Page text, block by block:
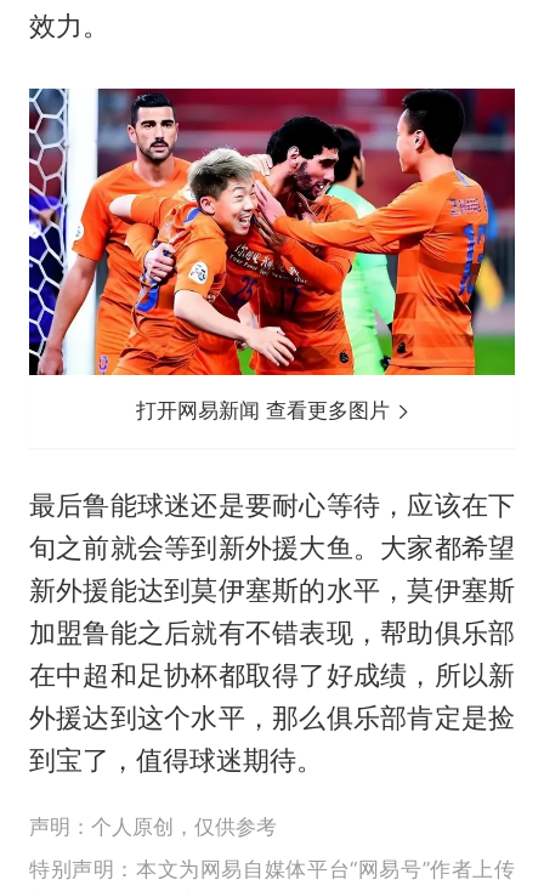
效力。
打开网易新闻 查看更多图片
最后鲁能球迷还是要耐心等待，应该在下
旬之前就会等到新外援大鱼。大家都希望
新外援能达到莫伊塞斯的水平，莫伊塞斯
加盟鲁能之后就有不错表现，帮助俱乐部
在中超和足协杯都取得了好成绩，所以新
外援达到这个水平，那么俱乐部肯定是捡
到宝了，值得球迷期待。
声明：个人原创，仅供参考
特别声明：本文为网易自媒体平台“网易号”作者上传